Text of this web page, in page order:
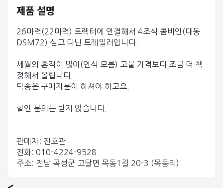
제품 설명
26마력(22마력) 트렉터에 연결해서 4조식 콤바인(대동
DSM72) 싣고 다닌 트레일러입니다.
세월의 흔적이 많아(연식 모름) 고물 가격보다 조금 더 책
정해서 올립니다.
탁송은 구매자분이 하셔야 하고요.
할인 문의는 받지 않습니다.
판매자: 진호관
전화: 010-4224-9528
주소: 전남 곡성군 고달면 목동1길 20-3 (목동리)